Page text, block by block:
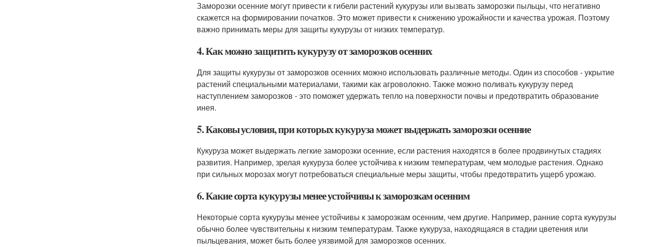
Заморозки осенние могут привести к гибели растений кукурузы или вызвать заморозки пыльцы, что негативно
скажется на формировании початков. Это может привести к снижению урожайности и качества урожая. Поэтому
важно принимать меры для защиты кукурузы от низких температур.
4. Как можно защитить кукурузу от заморозков осенних
Для защиты кукурузы от заморозков осенних можно использовать различные методы. Один из способов - укрытие
растений специальными материалами, такими как агроволокно. Также можно поливать кукурузу перед
наступлением заморозков - это поможет удержать тепло на поверхности почвы и предотвратить образование
инея.
5. Каковы условия, при которых кукуруза может выдержать заморозки осенние
Кукуруза может выдержать легкие заморозки осенние, если растения находятся в более продвинутых стадиях
развития. Например, зрелая кукуруза более устойчива к низким температурам, чем молодые растения. Однако
при сильных морозах могут потребоваться специальные меры защиты, чтобы предотвратить ущерб урожаю.
6. Какие сорта кукурузы менее устойчивы к заморозкам осенним
Некоторые сорта кукурузы менее устойчивы к заморозкам осенним, чем другие. Например, ранние сорта кукурузы
обычно более чувствительны к низким температурам. Также кукуруза, находящаяся в стадии цветения или
пыльцевания, может быть более уязвимой для заморозков осенних.